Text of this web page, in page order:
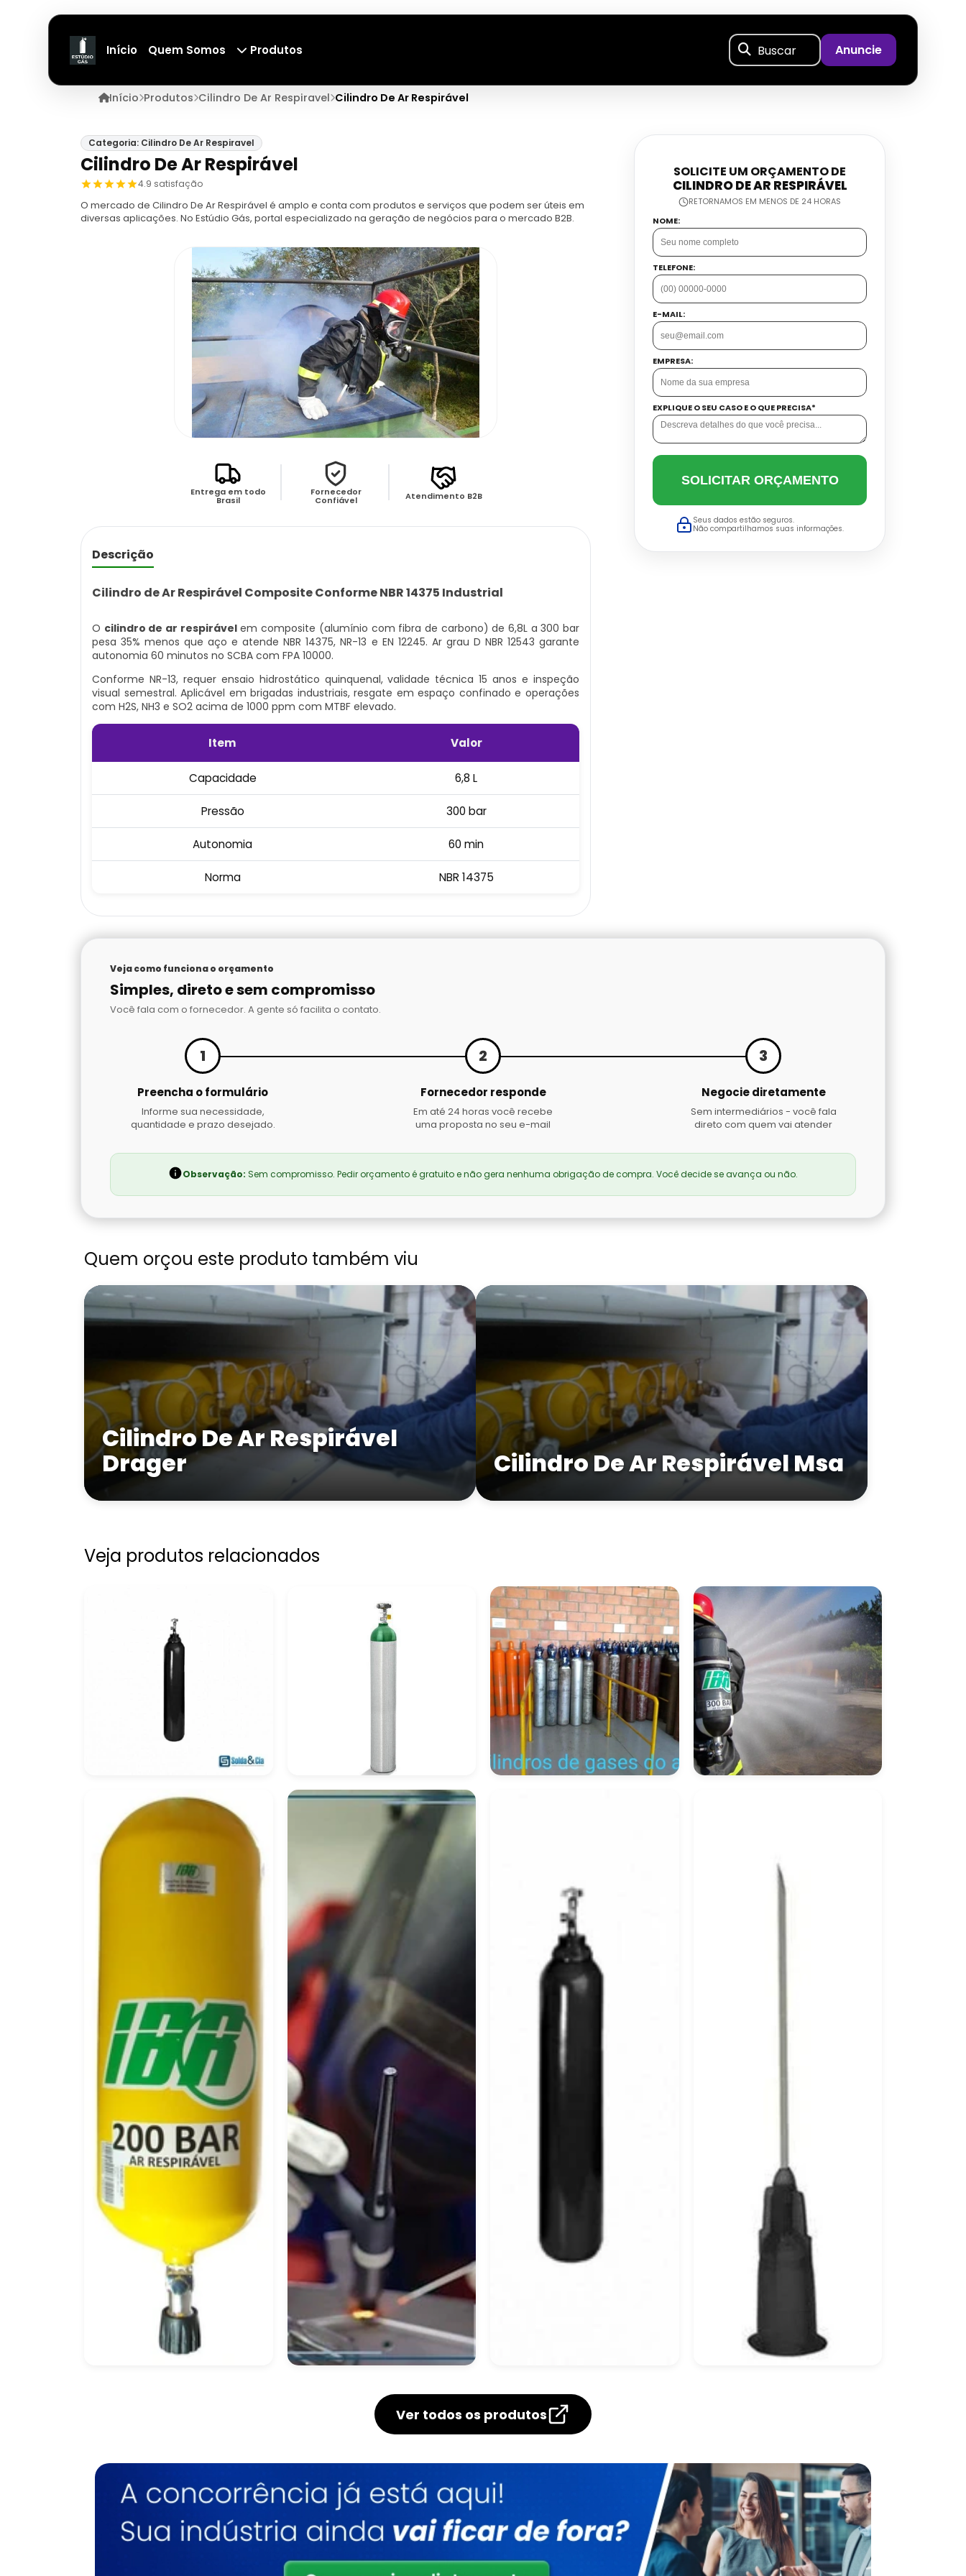
Início Quem Somos Produtos Buscar Anuncie
Início Produtos Cilindro De Ar Respiravel Cilindro De Ar Respirável
Categoria: Cilindro De Ar Respiravel
Cilindro De Ar Respirável
4.9 satisfação
O mercado de Cilindro De Ar Respirável é amplo e conta com produtos e serviços que podem ser úteis em
diversas aplicações. No Estúdio Gás, portal especializado na geração de negócios para o mercado B2B.
Entrega em todo
Brasil
Fornecedor
Confiável Atendimento B2B
Descrição
Cilindro de Ar Respirável Composite Conforme NBR 14375 Industrial
O cilindro de ar respirávelem composite (alumínio com fibra de carbono) de 6,8L a 300 bar
pesa 35% menos que aço e atende NBR 14375, NR-13 e EN 12245. Ar grau D NBR 12543 garante
autonomia 60 minutos no SCBA com FPA 10000.
Conforme NR-13, requer ensaio hidrostático quinquenal, validade técnica 15 anos e inspeção
visual semestral. Aplicável em brigadas industriais, resgate em espaço confinado e operações
com H2S, NH3 e SO2 acima de 1000 ppm com MTBF elevado.
Item Valor
Capacidade 6,8 L
Pressão 300 bar
Autonomia 60 min
Norma NBR 14375
SOLICITE UM ORÇAMENTO DE
CILINDRO DE AR RESPIRÁVEL
RETORNAMOS EM MENOS DE 24 HORAS
NOME:
TELEFONE:
E-MAIL:
EMPRESA:
EXPLIQUE O SEU CASO E O QUE PRECISA*
SOLICITAR ORÇAMENTO
Seus dados estão seguros.
Não compartilhamos suas informações.
Veja como funciona o orçamento
Simples, direto e sem compromisso
Você fala com o fornecedor. A gente só facilita o contato.
1
Preencha o formulário
Informe sua necessidade,
quantidade e prazo desejado.
2
Fornecedor responde
Em até 24 horas você recebe
uma proposta no seu e-mail
3
Negocie diretamente
Sem intermediários - você fala
direto com quem vai atender
Observação: Sem compromisso. Pedir orçamento é gratuito e não gera nenhuma obrigação de compra. Você decide se avança ou não.
Quem orçou este produto também viu
Cilindro De Ar Respirável
Drager Cilindro De Ar Respirável Msa
Veja produtos relacionados
Cilindro De Oxigênio
100 Litros
Cilindro De Oxigênio
Oxigênio Medicinal
Medicinal Aluguel
Ver todos os produtos